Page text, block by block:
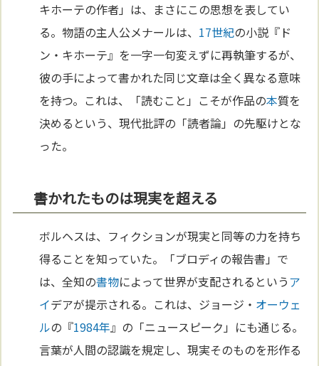
キホーテの作者」は、まさにこの思想を表してい
る。物語の主人公メナールは、 17世紀の小説『ド
ン・キホーテ』を一字一句変えずに再執筆するが、
彼の手によって書かれた同じ文章は全く異なる意味
を持つ。これは、「読むこと」こそが作品の本質を
決めるという、現代批評の「読者論」の先駆けとな
った。
書かれたものは現実を超える
ボルヘスは、フィクションが現実と同等の力を持ち
得ることを知っていた。「ブロディの報告書」で
は、全知の書物によって世界が支配されるというア
イデアが提示される。これは、ジョージ・ オーウェ
ルの『1984年』の「ニュースピーク」にも通じる。
言葉が人間の認識を規定し、現実そのものを形作る